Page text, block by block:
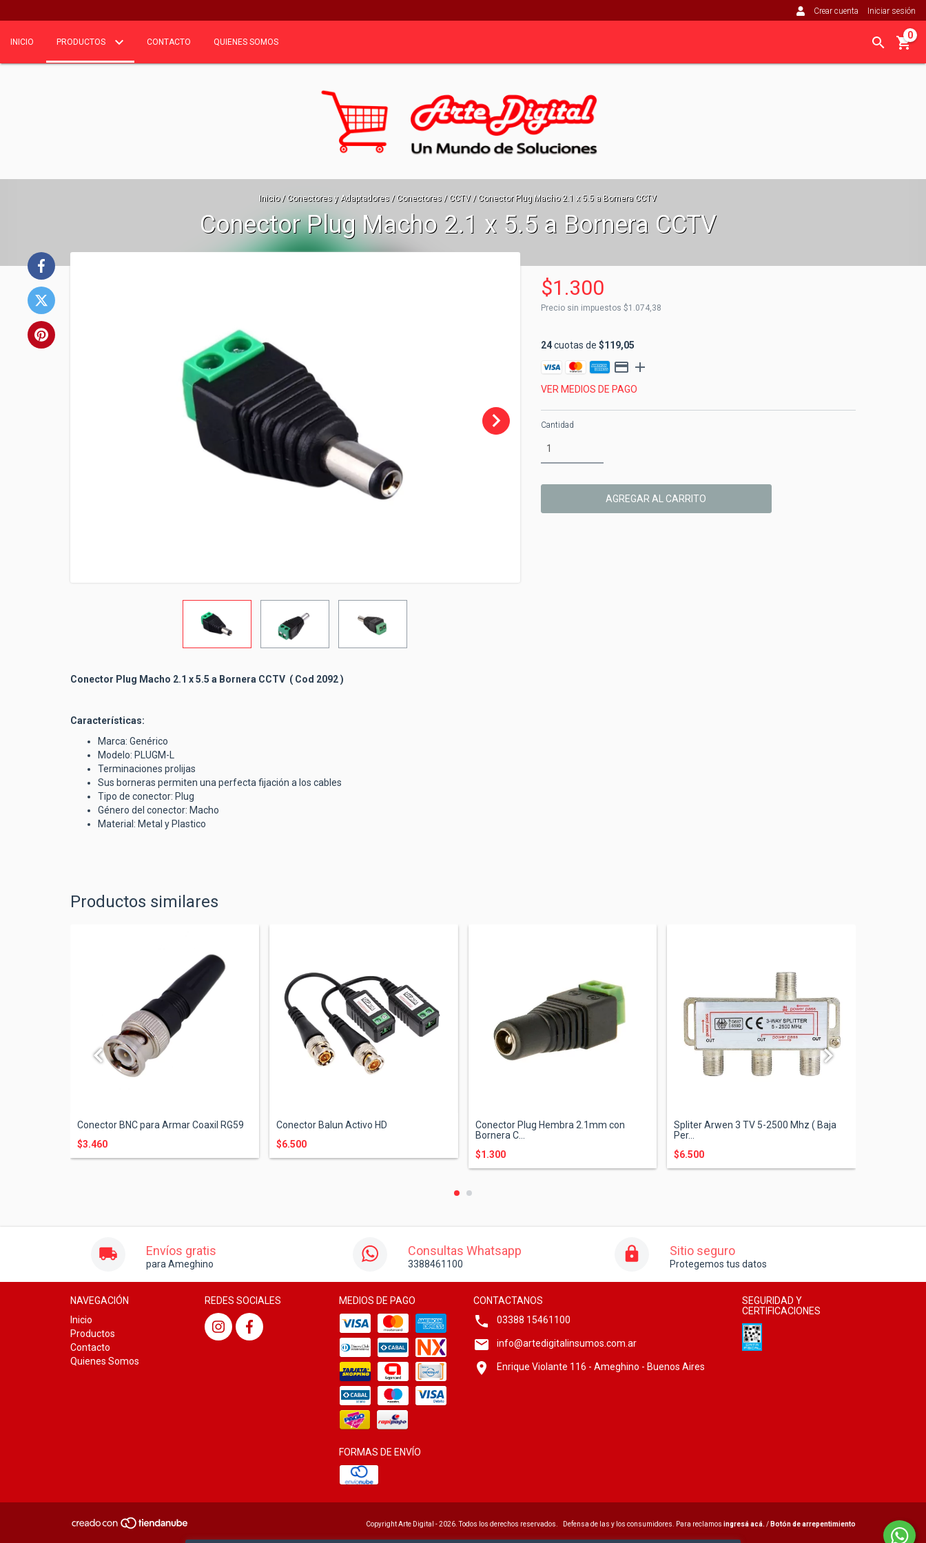
Crear cuenta Iniciar sesión
INICIO PRODUCTOS CONTACTO QUIENES SOMOS
0
Inicio / Conectores y Adaptadores / Conectores / CCTV / Conector Plug Macho 2.1 x 5.5 a Bornera CCTV
Conector Plug Macho 2.1 x 5.5 a Bornera CCTV
$1.300
Precio sin impuestos $1.074,38
24cuotas de $119,05
VER MEDIOS DE PAGO
Cantidad
Conector Plug Macho 2.1 x 5.5 a Bornera CCTV ( Cod 2092 )
Características:
Marca: Genérico
Modelo: PLUGM-L
Terminaciones prolijas
Sus borneras permiten una perfecta fijación a los cables
Tipo de conector: Plug
Género del conector: Macho
Material: Metal y Plastico
Productos similares
Conector BNC para Armar Coaxil RG59
$3.460
Conector Balun Activo HD
$6.500
Conector Plug Hembra 2.1mm con
Bornera C...
$1.300
Spliter Arwen 3 TV 5-2500 Mhz ( Baja
Per...
$6.500
Envíos gratis
para Ameghino
Consultas Whatsapp
3388461100
Sitio seguro
Protegemos tus datos
NAVEGACIÓN
Inicio
Productos
Contacto
Quienes Somos
REDES SOCIALES MEDIOS DE PAGO
FORMAS DE ENVÍO
CONTACTANOS
03388 15461100
info@artedigitalinsumos.com.ar
Enrique Violante 116 - Ameghino - Buenos Aires
SEGURIDAD Y
CERTIFICACIONES
Copyright Arte Digital - 2026. Todos los derechos reservados. Defensa de las y los consumidores. Para reclamos ingresá acá. / Botón de arrepentimiento